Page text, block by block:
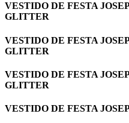
VESTIDO DE FESTA
GLITTER
VESTIDO DE FESTA
GLITTER
VESTIDO DE FESTA
GLITTER
VESTIDO DE FESTA